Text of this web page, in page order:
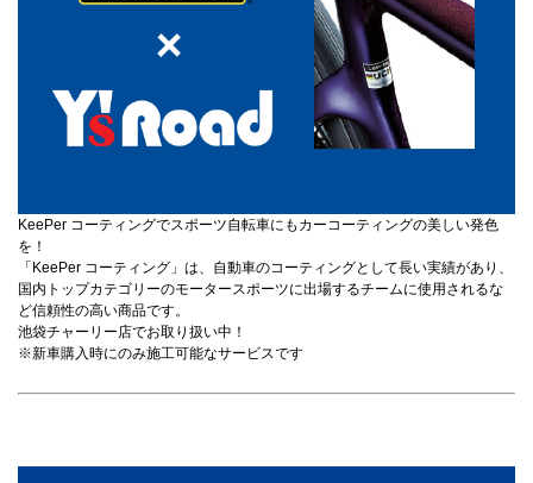
KeePer コーティングでスポーツ自転車にもカーコーティングの美しい発色
を！
「KeePer コーティング」は、自動車のコーティングとして長い実績があり、
国内トップカテゴリーのモータースポーツに出場するチームに使用されるな
ど信頼性の高い商品です。
池袋チャーリー店でお取り扱い中！
※新車購入時にのみ施工可能なサービスです